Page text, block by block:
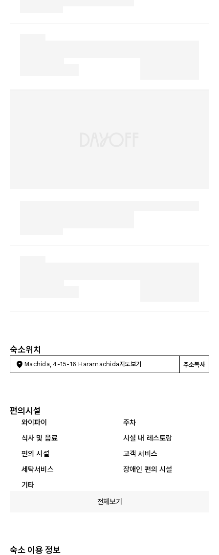
숙소위치
Machida, 4-15-16 Haramachida지도보기 주소복사
편의시설
와이파이
주차
식사 및 음료
시설 내 레스토랑
편의 시설
고객 서비스
세탁서비스
장애인 편의 시설
기타
전체보기
숙소 이용 정보